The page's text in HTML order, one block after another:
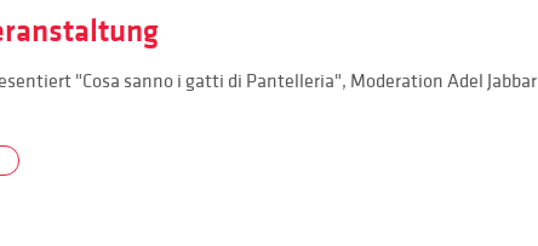
"Cosa sanno i gatti di Pantelleria", Moderation Adel Jabbar